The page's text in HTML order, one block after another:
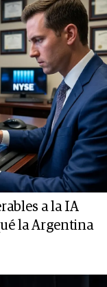
a la IA
la Argentina